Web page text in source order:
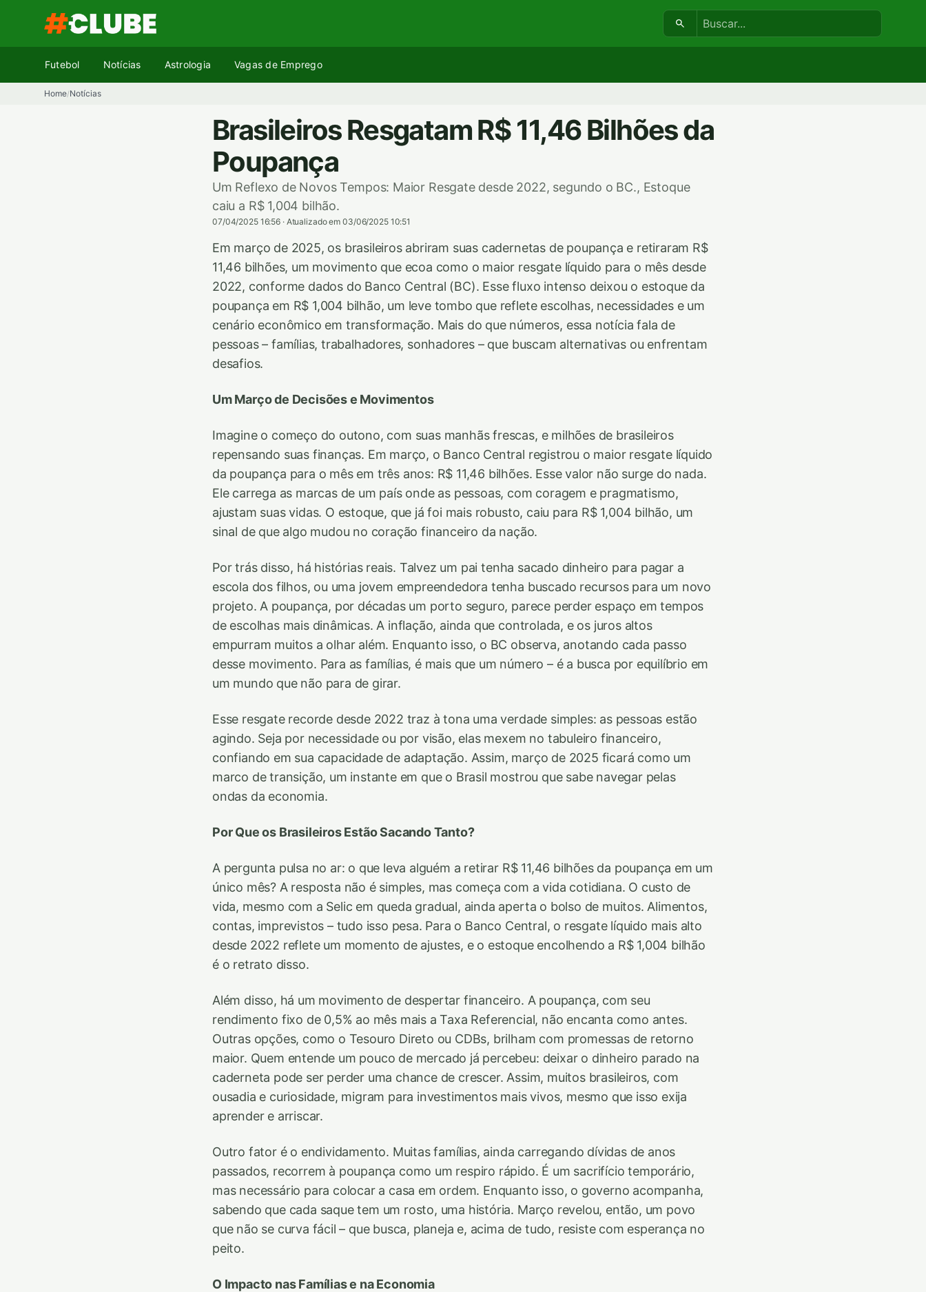
conteúdo
Buscar:
Futebol Notícias Astrologia Vagas de Emprego
Home/Notícias
Brasileiros Resgatam R$ 11,46 Bilhões da
Poupança
Um Reflexo de Novos Tempos: Maior Resgate desde 2022, segundo o BC., Estoque
caiu a R$ 1,004 bilhão.
07/04/2025 16:56 · Atualizado em 03/06/2025 10:51
Em março de 2025, os brasileiros abriram suas cadernetas de poupança e retiraram R$
11,46 bilhões, um movimento que ecoa como o maior resgate líquido para o mês desde
2022, conforme dados do Banco Central (BC). Esse fluxo intenso deixou o estoque da
poupança em R$ 1,004 bilhão, um leve tombo que reflete escolhas, necessidades e um
cenário econômico em transformação. Mais do que números, essa notícia fala de
pessoas – famílias, trabalhadores, sonhadores – que buscam alternativas ou enfrentam
desafios.
Um Março de Decisões e Movimentos
Imagine o começo do outono, com suas manhãs frescas, e milhões de brasileiros
repensando suas finanças. Em março, o Banco Central registrou o maior resgate líquido
da poupança para o mês em três anos: R$ 11,46 bilhões. Esse valor não surge do nada.
Ele carrega as marcas de um país onde as pessoas, com coragem e pragmatismo,
ajustam suas vidas. O estoque, que já foi mais robusto, caiu para R$ 1,004 bilhão, um
sinal de que algo mudou no coração financeiro da nação.
Por trás disso, há histórias reais. Talvez um pai tenha sacado dinheiro para pagar a
escola dos filhos, ou uma jovem empreendedora tenha buscado recursos para um novo
projeto. A poupança, por décadas um porto seguro, parece perder espaço em tempos
de escolhas mais dinâmicas. A inflação, ainda que controlada, e os juros altos
empurram muitos a olhar além. Enquanto isso, o BC observa, anotando cada passo
desse movimento. Para as famílias, é mais que um número – é a busca por equilíbrio em
um mundo que não para de girar.
Esse resgate recorde desde 2022 traz à tona uma verdade simples: as pessoas estão
agindo. Seja por necessidade ou por visão, elas mexem no tabuleiro financeiro,
confiando em sua capacidade de adaptação. Assim, março de 2025 ficará como um
marco de transição, um instante em que o Brasil mostrou que sabe navegar pelas
ondas da economia.
Por Que os Brasileiros Estão Sacando Tanto?
A pergunta pulsa no ar: o que leva alguém a retirar R$ 11,46 bilhões da poupança em um
único mês? A resposta não é simples, mas começa com a vida cotidiana. O custo de
vida, mesmo com a Selic em queda gradual, ainda aperta o bolso de muitos. Alimentos,
contas, imprevistos – tudo isso pesa. Para o Banco Central, o resgate líquido mais alto
desde 2022 reflete um momento de ajustes, e o estoque encolhendo a R$ 1,004 bilhão
é o retrato disso.
Além disso, há um movimento de despertar financeiro. A poupança, com seu
rendimento fixo de 0,5% ao mês mais a Taxa Referencial, não encanta como antes.
Outras opções, como o Tesouro Direto ou CDBs, brilham com promessas de retorno
maior. Quem entende um pouco de mercado já percebeu: deixar o dinheiro parado na
caderneta pode ser perder uma chance de crescer. Assim, muitos brasileiros, com
ousadia e curiosidade, migram para investimentos mais vivos, mesmo que isso exija
aprender e arriscar.
Outro fator é o endividamento. Muitas famílias, ainda carregando dívidas de anos
passados, recorrem à poupança como um respiro rápido. É um sacrifício temporário,
mas necessário para colocar a casa em ordem. Enquanto isso, o governo acompanha,
sabendo que cada saque tem um rosto, uma história. Março revelou, então, um povo
que não se curva fácil – que busca, planeja e, acima de tudo, resiste com esperança no
peito.
O Impacto nas Famílias e na Economia